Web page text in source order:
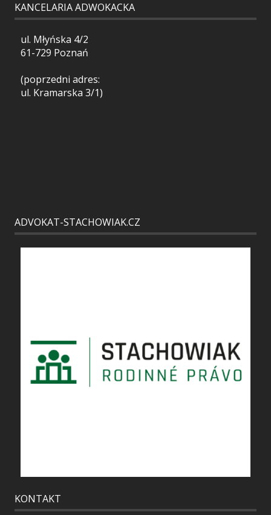
KANCELARIA ADWOKACKA
ul. Młyńska 4/2
61-729 Poznań
(poprzedni adres:
ul. Kramarska 3/1)
ADVOKAT-STACHOWIAK.CZ
KONTAKT